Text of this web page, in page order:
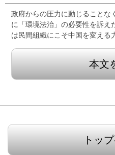
政府からの圧力に動じることな
に「環境法治」の必要性を訴え
は民間組織にこそ中国を変える
本文
トッ